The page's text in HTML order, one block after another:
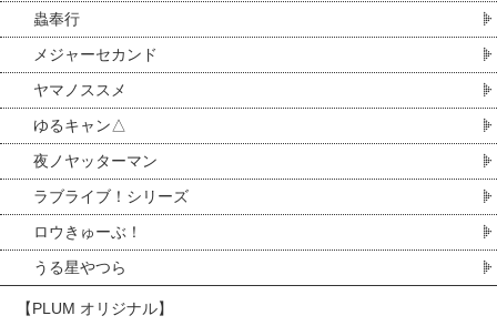
蟲奉行
メジャーセカンド
ヤマノススメ
ゆるキャン△
夜ノヤッターマン
ラブライブ！シリーズ
ロウきゅーぶ！
うる星やつら
【PLUM オリジナル】